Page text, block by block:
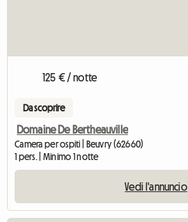
125 € / notte
Da scoprire
Domaine De Bertheauville
Camera per ospiti | Beuvry (62660)
1 pers. | Minimo 1 notte
Vedi l'annuncio